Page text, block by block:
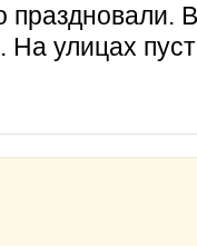
праздновали.
На улицах